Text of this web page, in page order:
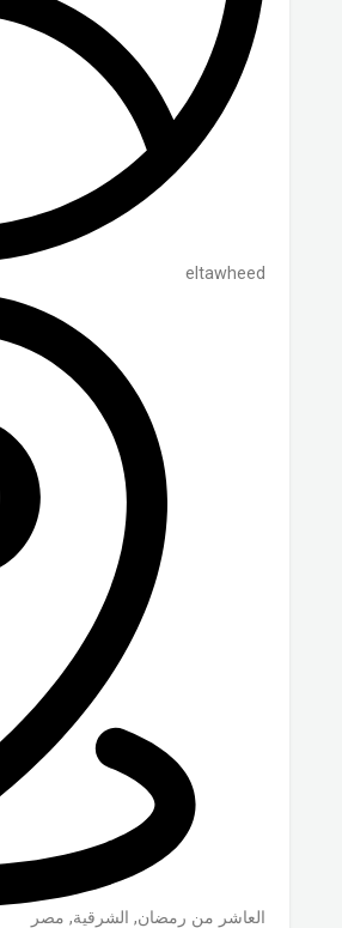
eltawheed
العاشر من رمضان, الشرقية, مصر